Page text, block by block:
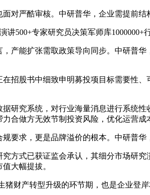
严酷审核。中研普华，企业需提前结
500+专家研究员决策军师库1000000+
能扩张需取政策导向同步。中研普华
股书中细致申明募投项目标需要性、
究系统，对行业海量消息进行系统性
合做方无效节制投资风险，优化运营
求，更是品牌溢价的根本。中研普华
式已获证监会承认，其细分市场研究
大幅提拔。
财产转型升级的环节期，也是企业登